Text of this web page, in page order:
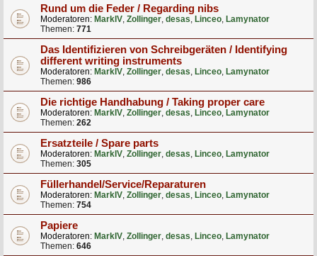
Rund um die Feder / Regarding nibs
Moderatoren: MarkIV, Zollinger, desas, Linceo, Lamynator
Themen: 771
Das Identifizieren von Schreibgeräten / Identifying
different writing instruments
Moderatoren: MarkIV, Zollinger, desas, Linceo, Lamynator
Themen: 986
Die richtige Handhabung / Taking proper care
Moderatoren: MarkIV, Zollinger, desas, Linceo, Lamynator
Themen: 262
Ersatzteile / Spare parts
Moderatoren: MarkIV, Zollinger, desas, Linceo, Lamynator
Themen: 305
Füllerhandel/Service/Reparaturen
Moderatoren: MarkIV, Zollinger, desas, Linceo, Lamynator
Themen: 754
Papiere
Moderatoren: MarkIV, Zollinger, desas, Linceo, Lamynator
Themen: 646